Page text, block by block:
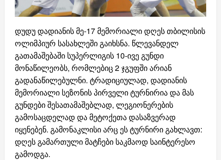
დუდუ დადიანის მე-17 მემორიალი დღეს თბილისის
ოლიმპიურ სასახლეში გაიხსნა. წლევანდელ
გათამაშებაში სუპერლიგის 10-ივე გუნდი
მონაწილეობს, რომლებიც 2 ჯგუფში არიან
გადანაწილებულნი. ტრადიციულად, დადიანის
მემორიალი სეზონის პირველი ტურნირია და მას
გუნდები შესათამაშებლად, ლეგიონერების
გამოსაცდელად და მეტოქეთა დასაზვერად
იყენებენ. გამონაკლისი არც ეს ტურნირი გახლავთ:
დღეს გამართული მატჩები საკმაოდ საინტერესო
გამოდგა.